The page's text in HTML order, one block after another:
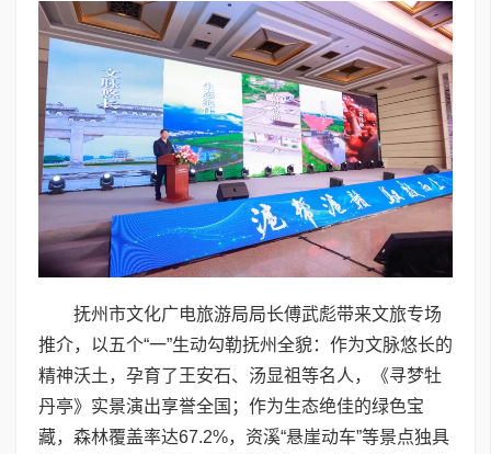
抚州市文化广电旅游局局长傅武彪带来文旅专场
推介，以五个“一”生动勾勒抚州全貌：作为文脉悠长的
精神沃土，孕育了王安石、汤显祖等名人，《寻梦牡
丹亭》实景演出享誉全国；作为生态绝佳的绿色宝
藏，森林覆盖率达67.2%，资溪“悬崖动车”等景点独具